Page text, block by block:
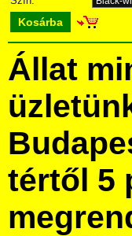
Kosárba
Állat
tértől 5